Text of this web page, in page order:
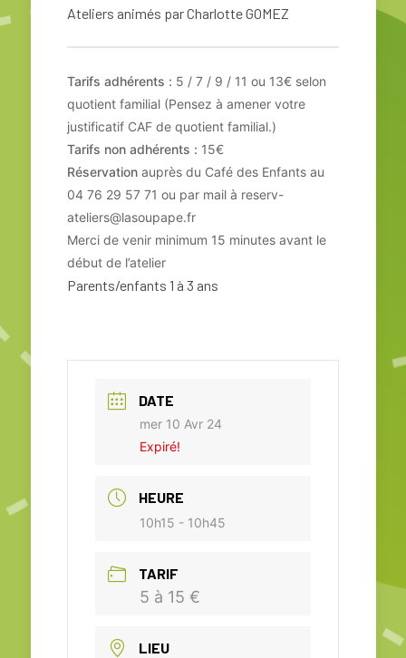
Ateliers animés par Charlotte GOMEZ
Tarifs adhérents : 5 / 7 / 9 / 11 ou 13€ selon
quotient familial (Pensez à amener votre
justificatif CAF de quotient familial.)
Tarifs non adhérents : 15€
Réservation auprès du Café des Enfants au
04 76 29 57 71 ou par mail à reserv-
ateliers@lasoupape.fr
Merci de venir minimum 15 minutes avant le
début de l’atelier
Parents/enfants 1 à 3 ans
DATE
mer 10 Avr 24
Expiré!
HEURE
10h15 - 10h45
TARIF
5 à 15 €
LIEU